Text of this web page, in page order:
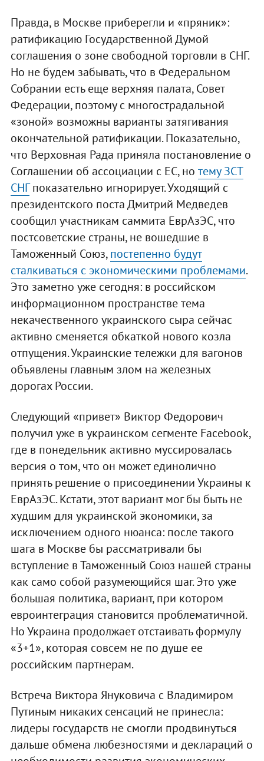
Правда, в Москве приберегли и «пряник»:
ратификацию Государственной Думой
соглашения о зоне свободной торговли в СНГ.
Но не будем забывать, что в Федеральном
Собрании есть еще верхняя палата, Совет
Федерации, поэтому с многострадальной
«зоной» возможны варианты затягивания
окончательной ратификации. Показательно,
что Верховная Рада приняла постановление о
Соглашении об ассоциации с ЕС, но тему ЗСТ
СНГпоказательно игнорирует. Уходящий с
президентского поста Дмитрий Медведев
сообщил участникам саммита ЕврАзЭС, что
постсоветские страны, не вошедшие в
Таможенный Союз,постепенно будут
сталкиваться с экономическими проблемами.
Это заметно уже сегодня: в российском
информационном пространстве тема
некачественного украинского сыра сейчас
активно сменяется обкаткой нового козла
отпущения. Украинские тележки для вагонов
объявлены главным злом на железных
дорогах России.
Следующий «привет» Виктор Федорович
получил уже в украинском сегменте Facebook,
где в понедельник активно муссировалась
версия о том, что он может единолично
принять решение о присоединении Украины к
ЕврАзЭС. Кстати, этот вариант мог бы быть не
худшим для украинской экономики, за
исключением одного нюанса: после такого
шага в Москве бы рассматривали бы
вступление в Таможенный Союз нашей страны
как само собой разумеющийся шаг. Это уже
большая политика, вариант, при котором
евроинтеграция становится проблематичной.
Но Украина продолжает отстаивать формулу
«3+1», которая совсем не по душе ее
российским партнерам.
Встреча Виктора Януковича с Владимиром
Путиным никаких сенсаций не принесла:
лидеры государств не смогли продвинуться
дальше обмена любезностями и деклараций о